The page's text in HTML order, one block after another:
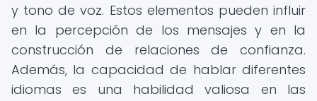
y tono de voz. Estos elementos pueden influir
en la percepción de los mensajes y en la
construcción de relaciones de confianza.
Además, la capacidad de hablar diferentes
idiomas es una habilidad valiosa en las